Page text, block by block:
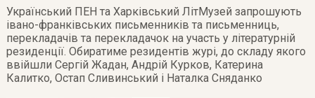
Український ПЕН та Харківський ЛітМузей запрошують
івано-франківських письменників та письменниць,
перекладачів та перекладачок на участь у літературній
резиденції. Обиратиме резидентів журі, до складу якого
ввійшли Сергій Жадан, Андрій Курков, Катерина
Калитко, Остап Сливинський і Наталка Сняданко